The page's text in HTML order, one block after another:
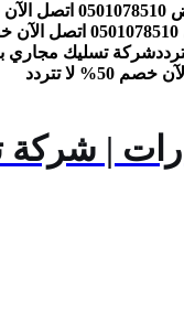
شركة تسليك مجاري بالرياض مع ضمان
| شركة